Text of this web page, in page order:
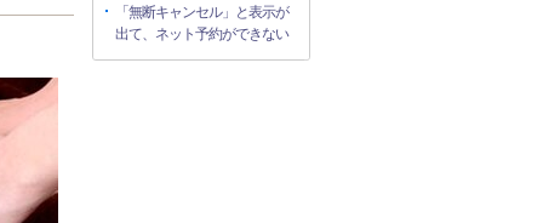
「無断キャンセル」と表示が
出て、ネット予約ができない